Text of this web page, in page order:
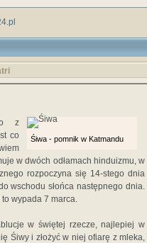
Śiwa - pomnik w Katmandu
z
co
w dwóch odłamach hinduizmu, w
rozpoczyna się 14-stego dnia
wschodu słońca następnego dnia.
wypada 7 marca.
w świętej rzecze, najlepiej w
Śiwy i złożyć w niej ofiarę z mleka,